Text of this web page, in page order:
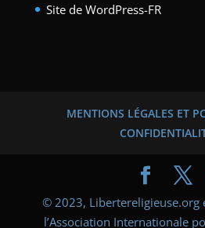
Site de WordPress-FR
MENTIONS LÉGALES ET
© 2023, Libertereligieuse.org
l’Association Internationale